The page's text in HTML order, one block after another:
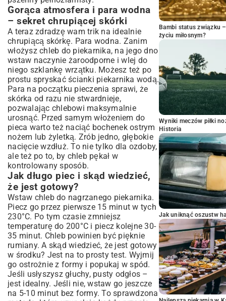
Gorąca atmosfera i para wodna
– sekret chrupiącej skórki
A teraz zdradzę wam trik na idealnie
chrupiącą skórkę. Para wodna. Zanim
włożysz chleb do piekarnika, na jego dno
wstaw naczynie żaroodporne i wlej do
niego szklankę wrzątku. Możesz też po
prostu spryskać ścianki piekarnika wodą.
Para na początku pieczenia sprawi, że
skórka od razu nie stwardnieje,
pozwalając chlebowi maksymalnie
urosnąć. Przed samym włożeniem do
pieca warto też naciąć bochenek ostrym
nożem lub żyletką. Zrób jedno, głębokie
nacięcie wzdłuż. To nie tylko dla ozdoby,
ale też po to, by chleb pękał w
kontrolowany sposób.
Jak długo piec i skąd wiedzieć,
że jest gotowy?
Wstaw chleb do nagrzanego piekarnika.
Piecz go przez pierwsze 15 minut w tych
230°C. Po tym czasie zmniejsz
temperaturę do 200°C i piecz kolejne 30-
35 minut. Chleb powinien być pięknie
rumiany. A skąd wiedzieć, że jest gotowy
w środku? Jest na to prosty test. Wyjmij
go ostrożnie z formy i popukaj w spód.
Jeśli usłyszysz głuchy, pusty odgłos –
jest idealny. Jeśli nie, wstaw go jeszcze
na 5-10 minut bez formy. To sprawdzona
Bambi status związku
życiu miłosnym?
Wyniki meczów piłki
Historia
Jak uniknąć oszustw